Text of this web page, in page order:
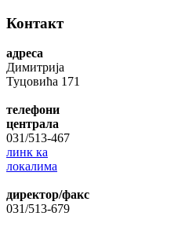
Контакт
адреса
Димитрија
Туцовића 171
телефони
централа
031/513-467
линк ка
локалима
директор/факс
031/513-679